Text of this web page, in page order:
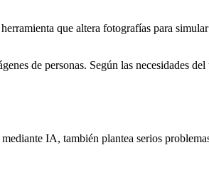
que altera fotografías para
de personas. Según las necesidades
IA, también plantea serios